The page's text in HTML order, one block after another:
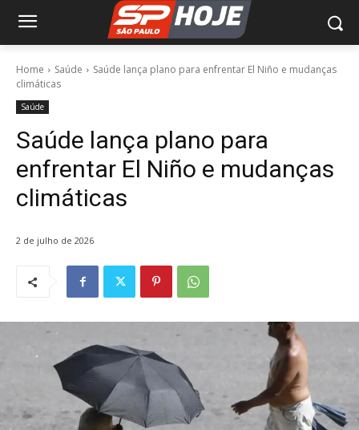
Home Saúde
Saúde lança plano para enfrentar El Niño e mudanças
climáticas
Saúde
Saúde lança plano para
enfrentar El Niño e mudanças
climáticas
2 de julho de 2026